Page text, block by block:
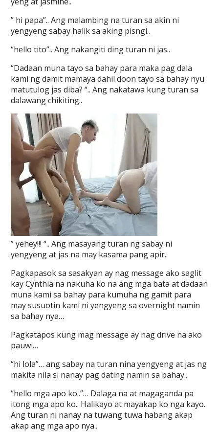
” hi papa”.. Ang malambing na turan sa akin ni
yengyeng sabay halik sa aking pisngi..
“hello tito”.. Ang nakangiti ding turan ni jas..
“Dadaan muna tayo sa bahay para maka pag dala
kami ng damit mamaya dahil doon tayo sa bahay nyu
matutulog jas diba? “.. Ang nakatawa kung turan sa
dalawang chikiting..
” yehey!!! “.. Ang masayang turan ng sabay ni
yengyeng at jas na may kasama pang apir..
Pagkapasok sa sasakyan ay nag message ako saglit
kay Cynthia na nakuha ko na ang mga bata at dadaan
muna kami sa bahay para kumuha ng gamit para
may susuotin kami ni yengyeng sa overnight namin
sa bahay nya…
Pagkatapos kung mag message ay nag drive na ako
pauwi…
“hi lola”… ang sabay na turan nina yengyeng at jas ng
makita nila si nanay pag dating namin sa bahay..
“hello mga apo ko..”… Dalaga na at magaganda pa
itong mga apo ko.. Halikayo at mayakap ko nga kayo..
Ang turan ni nanay na tuwang tuwa habang akap
akap ang mga apo nya..